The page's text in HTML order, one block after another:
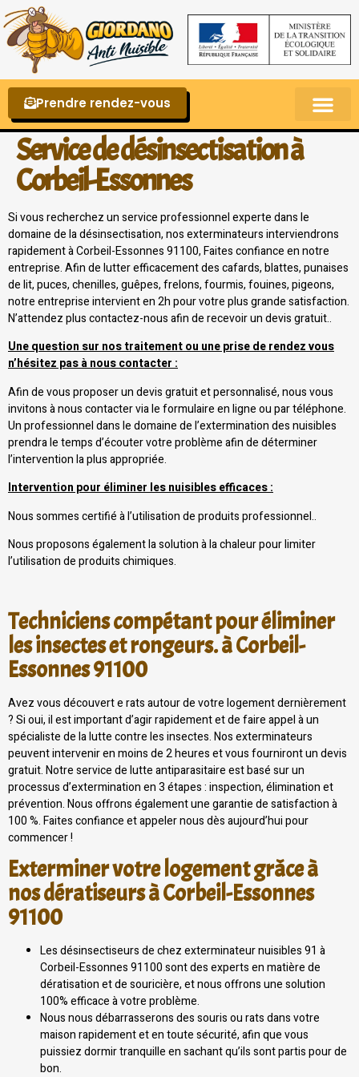
Prendre rendez-vous
Service de désinsectisation à
Corbeil-Essonnes
Si vous recherchez un service professionnel experte dans le
domaine de la désinsectisation, nos exterminateurs interviendrons
rapidement à Corbeil-Essonnes 91100, Faites confiance en notre
entreprise. Afin de lutter efficacement des cafards, blattes, punaises
de lit, puces, chenilles, guêpes, frelons, fourmis, fouines, pigeons,
notre entreprise intervient en 2h pour votre plus grande satisfaction.
N’attendez plus contactez-nous afin de recevoir un devis gratuit..
Une question sur nos traitement ou une prise de rendez vous
n’hésitez pas à nous contacter :
Afin de vous proposer un devis gratuit et personnalisé, nous vous
invitons à nous contacter via le formulaire en ligne ou par téléphone.
Un professionnel dans le domaine de l’extermination des nuisibles
prendra le temps d’écouter votre problème afin de déterminer
l’intervention la plus appropriée.
Intervention pour éliminer les nuisibles efficaces :
Nous sommes certifié à l’utilisation de produits professionnel..
Nous proposons également la solution à la chaleur pour limiter
l’utilisation de produits chimiques.
Techniciens compétant pour éliminer
les insectes et rongeurs. à Corbeil-
Essonnes 91100
Avez vous découvert e rats autour de votre logement dernièrement
? Si oui, il est important d’agir rapidement et de faire appel à un
spécialiste de la lutte contre les insectes. Nos exterminateurs
peuvent intervenir en moins de 2 heures et vous fourniront un devis
gratuit. Notre service de lutte antiparasitaire est basé sur un
processus d’extermination en 3 étapes : inspection, élimination et
prévention. Nous offrons également une garantie de satisfaction à
100 %. Faites confiance et appeler nous dès aujourd’hui pour
commencer !
Exterminer votre logement grâce à
nos dératiseurs à Corbeil-Essonnes
91100
Les désinsectiseurs de chez exterminateur nuisibles 91 à
Corbeil-Essonnes 91100 sont des experts en matière de
dératisation et de souricière, et nous offrons une solution
100% efficace à votre problème.
Nous nous débarrasserons des souris ou rats dans votre
maison rapidement et en toute sécurité, afin que vous
puissiez dormir tranquille en sachant qu’ils sont partis pour de
bon.